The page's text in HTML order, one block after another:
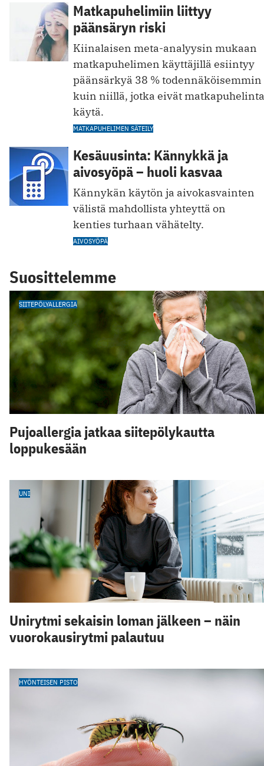
Matkapuhelimiin liittyy
päänsäryn riski
Kiinalaisen meta-analyysin mukaan
matkapuhelimen käyttäjillä esiintyy
päänsärkyä 38 % todennäköisemmin
kuin niillä, jotka eivät matkapuhelinta
käytä.
MATKAPUHELIMEN SÄTEILY
Kesäuusinta: Kännykkä ja
aivosyöpä – huoli kasvaa
Kännykän käytön ja aivokasvainten
välistä mahdollista yhteyttä on
kenties turhaan vähätelty.
AIVOSYÖPÄ
Suosittelemme
SIITEPÖLYALLERGIA
Pujoallergia jatkaa siitepölykautta
loppukesään
UNI
Unirytmi sekaisin loman jälkeen – näin
vuorokausirytmi palautuu
HYÖNTEISEN PISTO